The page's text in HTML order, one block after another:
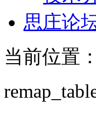
思庄论
当前位置：